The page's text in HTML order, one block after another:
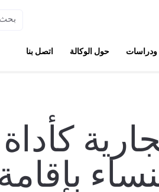
ودراسات حول الوكالة اتصل بنا
كأداة